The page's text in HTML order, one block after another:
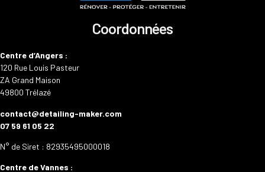
Coordonnées
Centre d’Angers :
120 Rue Louis Pasteur
ZA Grand Maison
49800 Trélazé
contact@detailing-maker.com
07 59 61 05 22
N° de Siret : 82935495000018
Centre de Vannes :